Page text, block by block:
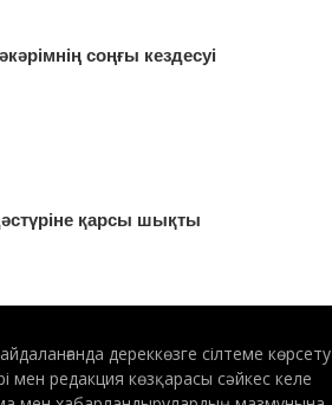
соңғы кездесуі
қарсы шықты
дереккөзге сілтеме көрсету
мен редакция көзқарасы сәйкес келе